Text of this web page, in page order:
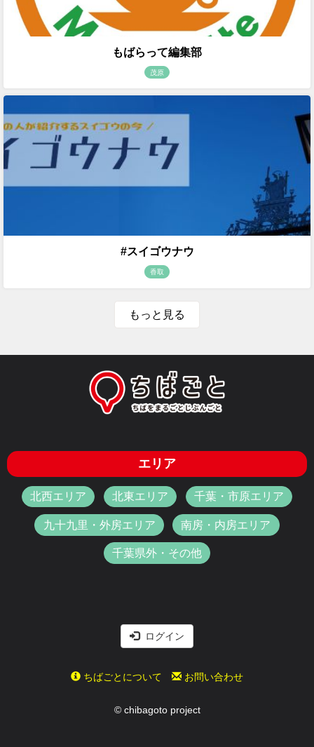
もばらって編集部
茂原
#スイゴウナウ
香取
もっと見る
エリア
北西エリア 北東エリア 千葉・市原エリア
九十九里・外房エリア 南房・内房エリア
千葉県外・その他
ログイン
ちばごとについて お問い合わせ
© chibagoto project